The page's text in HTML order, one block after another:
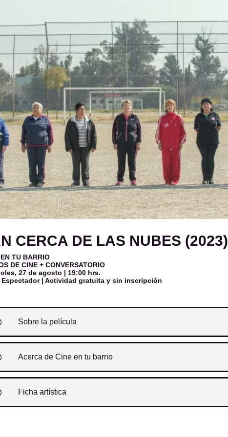
CERCA DE LAS NUBES (2023)
TU BARRIO
DE CINE + CONVERSATORIO
27 de agosto | 19:00 hrs.
Espectador | Actividad gratuitay sin inscripción
Sobre la película
Acerca de Cine en tu barrio
Ficha artística